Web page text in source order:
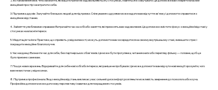
емоційний простір і не втратити себе.
3. Підтримка друзів: Залучайте близьких людей для підтримки. Спілкування з друзями може надати вам відчуття зв'язку і допомогти справитися з
емоційною відстанню.
4. Зайняття улюбленими справами: Витрачайте час на хобі або заняття, які приносять вам задоволення. Це допоможе змістити фокус з емоційної відстані у
стосунках на власні інтереси.
5. Медитація та йога: Практики, що сприяють усвідомленості, можуть допомогти вам зосередитися на своєму внутрішньому стані, зменшити стрес і
покращити емоційне благополуччя.
6. Час наодинці: Визначте час для себе, без партнерських обов'язків. Це може бути прогулянка, читання книги або перегляд фільму — головне, щоб це
було приємно саме вам.
7. Пошук нових вражень: Відкривайте для себе нові хобі або інтереси, які раніше не пробували. Це може допомогти вам відчути нові емоції і зрозуміти, чого
вам не вистачає у відносинах.
8. Підтримка професіонала: Якщо емоційна відстань викликає у вас сильний дискомфорт, розгляньте можливість звернення до психолога або коуча.
Професійна допомога може дати нову перспективу і навички для покращення стосунків.